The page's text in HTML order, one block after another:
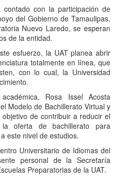
con la participación de
del Gobierno de Tamaulipas,
Nuevo Laredo, se esperan
de la entidad.
esfuerzo, la UAT planea abrir
totalmente en línea, que
con lo cual, la Universidad
Rosa Issel Acosta
Modelo de Bachillerato Virtual y
de contribuir a reducir el
oferta de bachillerato para
este nivel de estudios.
Universitario de Idiomas del
personal de la Secretaría
Preparatorias de la UAT.